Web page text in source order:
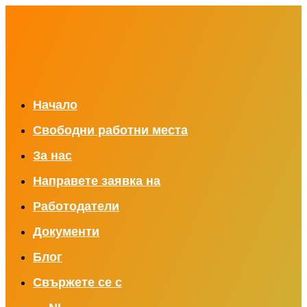
Начало
Свободни работни места
За нас
Направете заявка на
Работодатели
Документи
Блог
Свържете се с